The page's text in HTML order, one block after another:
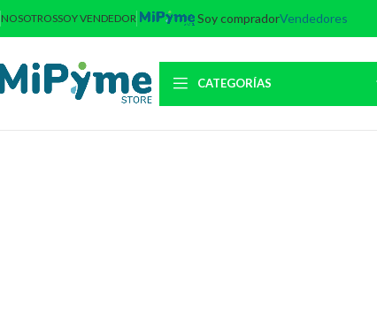
NOSOTROSSOY VENDEDOR Soy compradorVendedores
CATEGORÍAS